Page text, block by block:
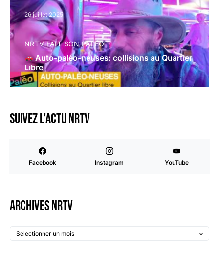
26 juillet 2025
NRTV FAIT SON PALÉO
Auto-paléo-neuses: collisions au Quartier
Libre
Suivez l’actu NRTV
Facebook Instagram YouTube
Archives NRTV